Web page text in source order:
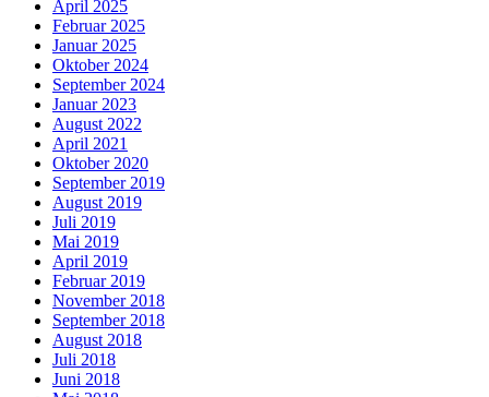
April 2025
Februar 2025
Januar 2025
Oktober 2024
September 2024
Januar 2023
August 2022
April 2021
Oktober 2020
September 2019
August 2019
Juli 2019
Mai 2019
April 2019
Februar 2019
November 2018
September 2018
August 2018
Juli 2018
Juni 2018